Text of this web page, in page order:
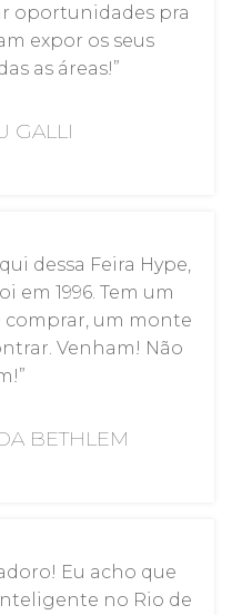
oportunidades pra
expor os seus
as áreas!”
GALLI
dessa Feira Hype,
em 1996. Tem um
comprar, um monte
Venham! Não
BETHLEM
Eu acho que
no Rio de